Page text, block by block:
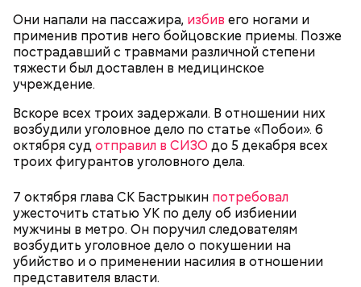
Они напали на пассажира, избив его ногами и
применив против него бойцовские приемы. Позже
пострадавший с травмами различной степени
тяжести был доставлен в медицинское
учреждение.
Вскоре всех троих задержали. В отношении них
возбудили уголовное дело по статье «Побои». 6
октября судотправил в СИЗО до 5 декабря всех
троих фигурантов уголовного дела.
7 октября глава СК Бастрыкин потребовал
ужесточить статью УК по делу об избиении
мужчины в метро. Он поручил следователям
возбудить уголовное дело о покушении на
убийство и о применении насилия в отношении
представителя власти.
Правоохранители задержали 29-летнего жителя
Орска, который организовал нелегальное
спиртосодержащие напитки.